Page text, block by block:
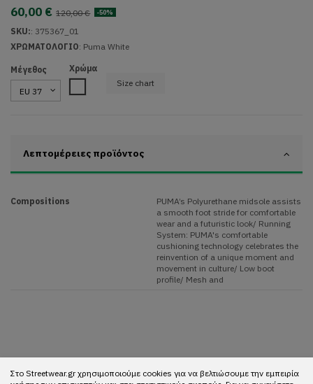
60,00 € 120,00 € -50%
SKU:: 375367_01
ΧΡΩΜΑΤΟΛΟΓΙΟ: Puma White
Μέγεθος
Χρώμα
Size chart
Λεπτομέρειες προϊόντος
Compositions
PUMA’s Polyurethane midsole assists
a smooth foot stride for comfortable
wear and a futuristic look/ Running
System: PUMA's comfortable
cushioning technology celebrates the
reinvention of a unique moment and
movement in culture/ Low boot
profile/ Mesh and
Στο Streetwear.gr χρησιμοποιούμε cookies για να βελτιώσουμε την εμπειρία